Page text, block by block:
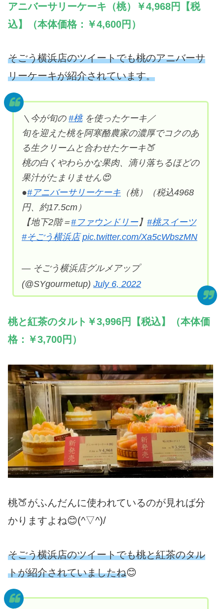
アニバーサリーケーキ（桃）￥4,968円【税
込】（本体価格：￥4,600円）
そごう横浜店のツイートでも桃のアニバーサ
リーケーキが紹介されています。
＼今が旬の #桃を使ったケーキ／
旬を迎えた桃を阿寒酪農家の濃厚でコクのあ
る生クリームと合わせたケーキ🍑
桃の白くやわらかな果肉、滴り落ちるほどの
果汁がたまりません😍
●#アニバーサリーケーキ （桃）（税込4968
円、約17.5cm）
【地下2階＝#ファウンドリー】 #桃スイーツ
#そごう横浜店 pic.twitter.com/Xa5cWbszMN
— そごう横浜店グルメアップ
(@SYgourmetup) July 6, 2022
桃と紅茶のタルト￥3,996円【税込】（本体価
格：￥3,700円）
桃🍑がふんだんに使われているのが見れば分
かりますよね😊(^▽^)/
そごう横浜店のツイートでも桃と紅茶のタル
トが紹介されていましたね😊